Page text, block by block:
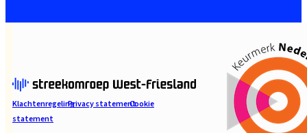
KlachtenregelingPrivacy statementCookie
statement